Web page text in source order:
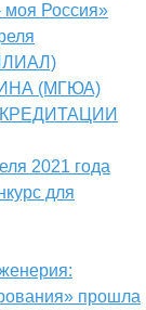
моя Россия»
(МГЮА)
2021 года
для
прошла